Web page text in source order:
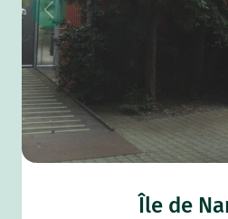
Île de